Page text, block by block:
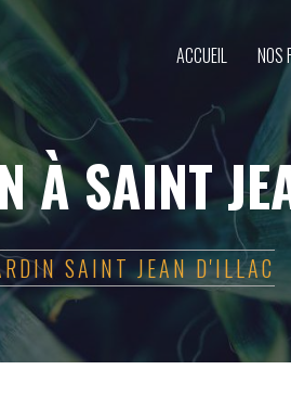
ACCUEIL NOS
À SAINT
SAINT JEAN D'ILLAC